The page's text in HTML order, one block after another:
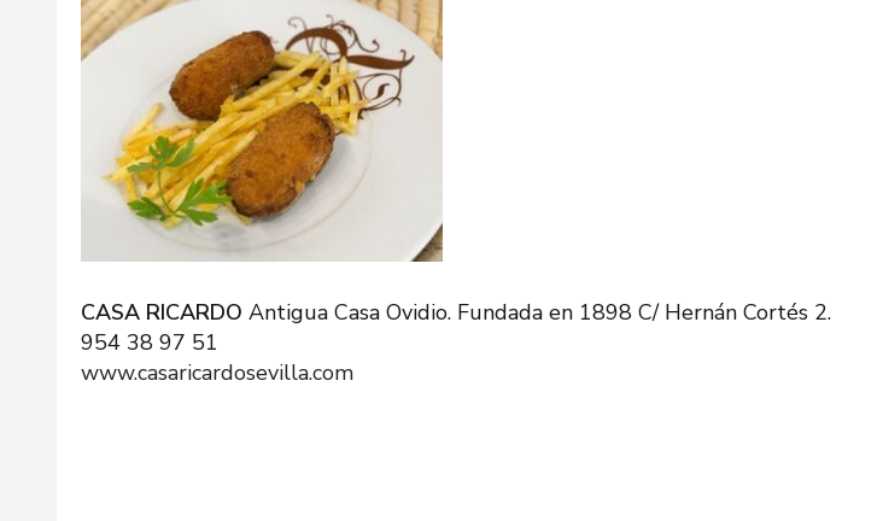
CASA RICARDO Antigua Casa Ovidio. Fundada en 1898 C/ Hernán Cortés 2.
954 38 97 51
www.casaricardosevilla.com